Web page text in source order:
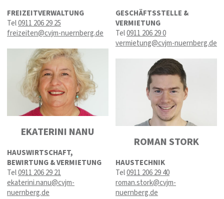
FREIZEITVERWALTUNG
Tel0911 206 29 25
freizeiten@cvjm-nuernberg.de
GESCHÄFTSSTELLE &
VERMIETUNG
Tel0911 206 29 0
vermietung@cvjm-nuernberg.de
EKATERINI NANU
HAUSWIRTSCHAFT,
BEWIRTUNG & VERMIETUNG
Tel0911 206 29 21
ekaterini.nanu@cvjm-
nuernberg.de
ROMAN STORK
HAUSTECHNIK
Tel0911 206 29 40
roman.stork@cvjm-
nuernberg.de